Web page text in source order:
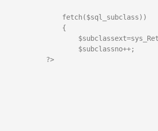
fetch($sql_subclass))